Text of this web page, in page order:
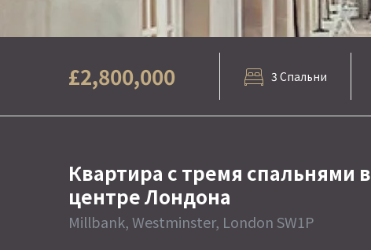
£2,800,000 3 Спальни
Квартира с тремя спальнями в
центре Лондона
Millbank, Westminster, London SW1P